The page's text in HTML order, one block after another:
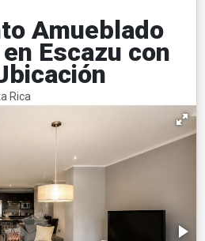
Amueblado
Escazu con
Rica